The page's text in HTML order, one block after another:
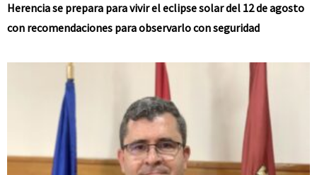
Herencia se prepara para vivir el eclipse solar del 12 de agosto
con recomendaciones para observarlo con seguridad